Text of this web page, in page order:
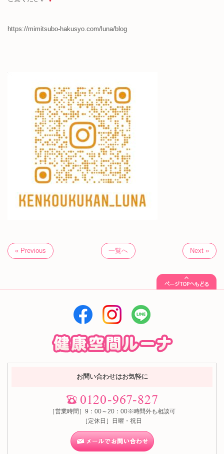
https://mimitsubo-hakusyo.com/luna/blog
« Previous 一覧へ Next »
お問い合わせはお気軽に
［営業時間］9：00～20：00※時間外も相談可
［定休日］日曜・祝日